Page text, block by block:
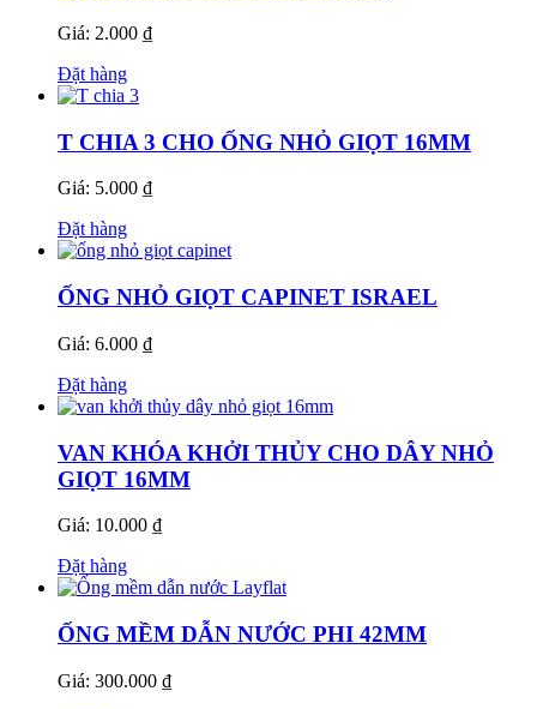
Giá: 2.000 ₫
Đặt hàng
T CHIA 3 CHO ỐNG NHỎ GIỌT 16MM
Giá: 5.000 ₫
Đặt hàng
ỐNG NHỎ GIỌT CAPINET ISRAEL
Giá: 6.000 ₫
Đặt hàng
VAN KHÓA KHỞI THỦY CHO DÂY NHỎ
GIỌT 16MM
Giá: 10.000 ₫
Đặt hàng
ỐNG MỀM DẪN NƯỚC PHI 42MM
Giá: 300.000 ₫